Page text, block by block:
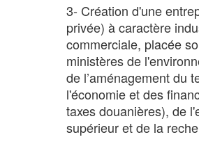
3- Création d'une
privée) à caractère
commerciale, placée
ministères de
de l’aménagement du
l'économie et des
taxes douanières), de
supérieur et de la